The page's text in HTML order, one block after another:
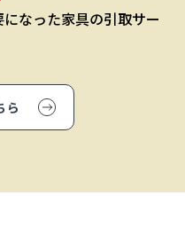
なった家具の引取サー
ら